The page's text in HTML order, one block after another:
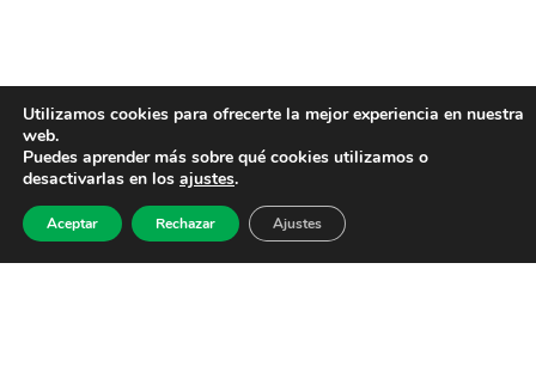
Utilizamos cookies para ofrecerte la mejor experiencia en nuestra
web.
Puedes aprender más sobre qué cookies utilizamos o
desactivarlas en los ajustes.
Aceptar Rechazar Ajustes